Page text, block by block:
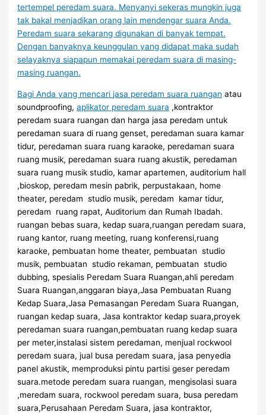
tertempel peredam suara. Menyanyi sekeras mungkin juga
tak bakal menjadikan orang lain mendengar suara Anda.
Peredam suara sekarang digunakan di banyak tempat.
Dengan banyaknya keunggulan yang didapat maka sudah
selayaknya siapapun memakai peredam suara di masing-
masing ruangan.
Bagi Anda yang mencarijasa peredam suara ruangan atau
soundproofing,aplikator peredam suara ,kontraktor
peredam suara ruangan dan harga jasa peredam untuk
peredaman suara di ruang genset, peredaman suara kamar
tidur, peredaman suara ruang karaoke, peredaman suara
ruang musik, peredaman suara ruang akustik, peredaman
suara ruang musik studio, kamar apartemen, auditorium hall
,bioskop, peredam mesin pabrik, perpustakaan, home
theater, peredam studio musik, peredam kamar tidur,
peredam ruang rapat, Auditorium dan Rumah Ibadah.
ruangan bebas suara, kedap suara,ruangan peredam suara,
ruang kantor, ruang meeting, ruang konferensi,ruang
karaoke, pembuatan home theater, pembuatan studio
musik, pembuatan studio rekaman, pembuatan studio
dubbing, spesialis Peredam Suara Ruangan,ahli peredam
Suara Ruangan,anggaran biaya,Jasa Pembuatan Ruang
Kedap Suara,Jasa Pemasangan Peredam Suara Ruangan,
ruangan kedap suara, Jasa kontraktor kedap suara,proyek
peredaman suara ruangan,pembuatan ruang kedap suara
per meter,instalasi sistem peredaman, menjual rockwool
peredam suara, jual busa peredam suara, jasa penyedia
panel akustik, memproduksi pintu partisi geser peredam
suara.metode peredam suara ruangan, mengisolasi suara
,meredam suara, rockwool peredam suara, busa peredam
suara,Perusahaan Peredam Suara, jasa kontraktor,